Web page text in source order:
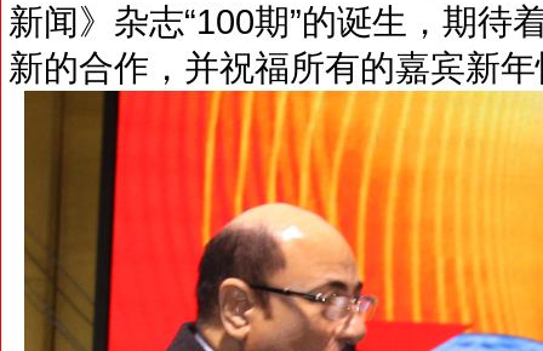
新闻》杂志“100期”的诞生，期待
新的合作，并祝福所有的嘉宾新